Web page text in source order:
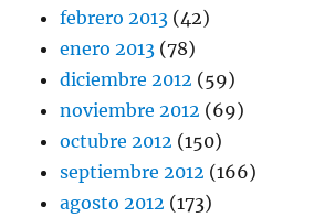
febrero 2013 (42)
enero 2013 (78)
diciembre 2012 (59)
noviembre 2012 (69)
octubre 2012 (150)
septiembre 2012 (166)
agosto 2012 (173)